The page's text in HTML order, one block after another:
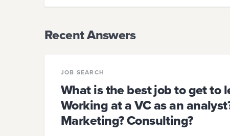
Recent Answers
JOB SEARCH
What is the best job to get to
Working at a VC as an
Marketing? Consulting?